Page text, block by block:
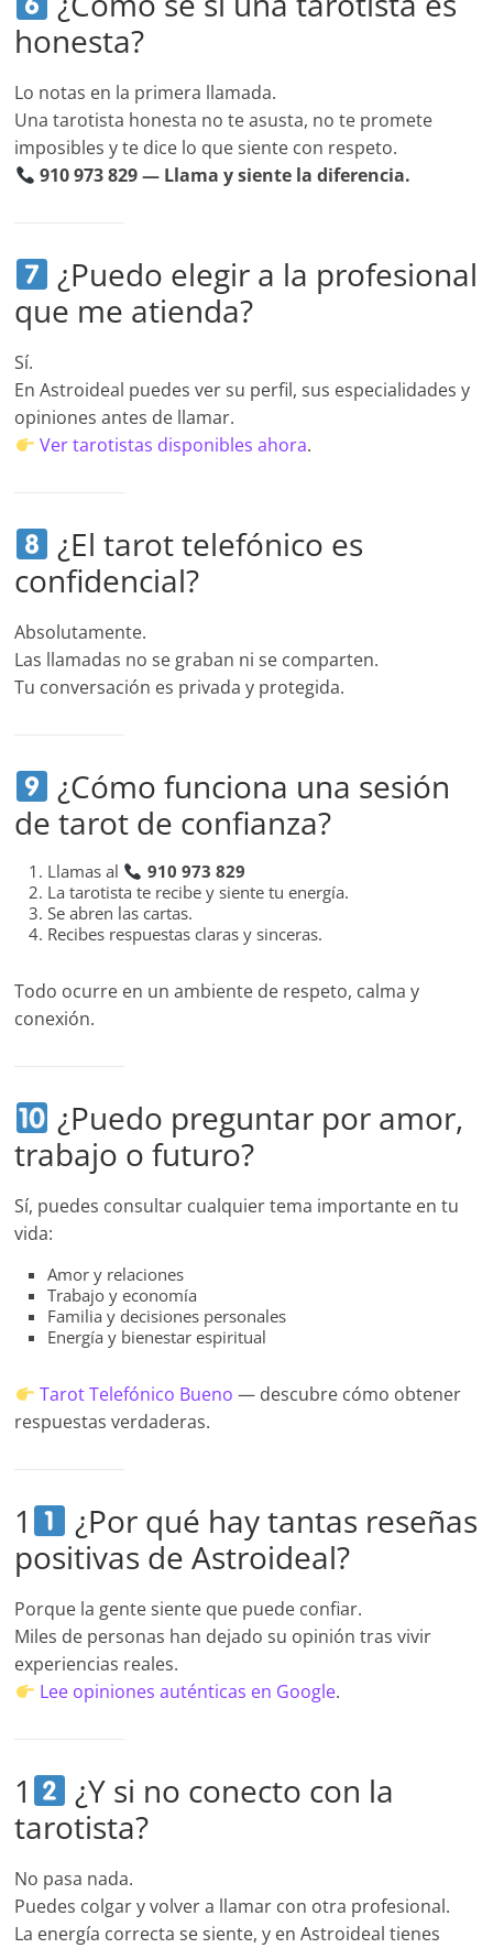
honesta?
Lo notas en la primera llamada.
Una tarotista honesta no te asusta, no te promete
imposibles y te dice lo que siente con respeto.
910 973 829 — Llama y siente la diferencia.
¿Puedo elegir a la profesional
que me atienda?
Sí.
En Astroideal puedes ver su perfil, sus especialidades y
opiniones antes de llamar.
Ver tarotistas disponibles ahora.
¿El tarot telefónico es
confidencial?
Absolutamente.
Las llamadas no se graban ni se comparten.
Tu conversación es privada y protegida.
¿Cómo funciona una sesión
de tarot de confianza?
Llamas al
910 973 829
La tarotista te recibe y siente tu energía.
Se abren las cartas.
Recibes respuestas claras y sinceras.
Todo ocurre en un ambiente de respeto, calma y
conexión.
¿Puedo preguntar por amor,
trabajo o futuro?
Sí, puedes consultar cualquier tema importante en tu
vida:
Amor y relaciones
Trabajo y economía
Familia y decisiones personales
Energía y bienestar espiritual
Tarot Telefónico Bueno — descubre cómo obtener
respuestas verdaderas.
1
¿Por qué hay tantas reseñas
positivas de Astroideal?
Porque la gente siente que puede confiar.
Miles de personas han dejado su opinión tras vivir
experiencias reales.
Lee opiniones auténticas en Google.
1
¿Y si no conecto con la
tarotista?
No pasa nada.
Puedes colgar y volver a llamar con otra profesional.
La energía correcta se siente, y en Astroideal tienes